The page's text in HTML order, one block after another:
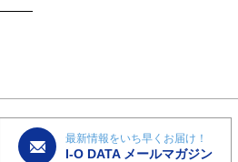
最新情報をいち早くお届け！
I-O DATA メールマガジン